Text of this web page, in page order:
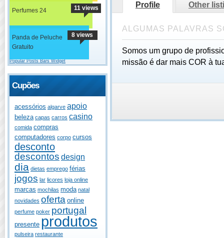
Perfumes 24 11 views
Panda de Peluche
Gratuito
8 views
Popular Posts Bars Widget
Cupões
acessórios algarve apoio
beleza capas carros casino
comida compras
computadores corpo cursos
desconto
descontos design
dia dietas emprego férias
jogos lar licores loja online
marcas mochilas moda natal
novidades oferta online
perfume poker portugal
presente produtos
pulseira restaurante
Profile Other
ALGUMAS PALAVRAS
Somos um grupo de
missão é dar mais COR à